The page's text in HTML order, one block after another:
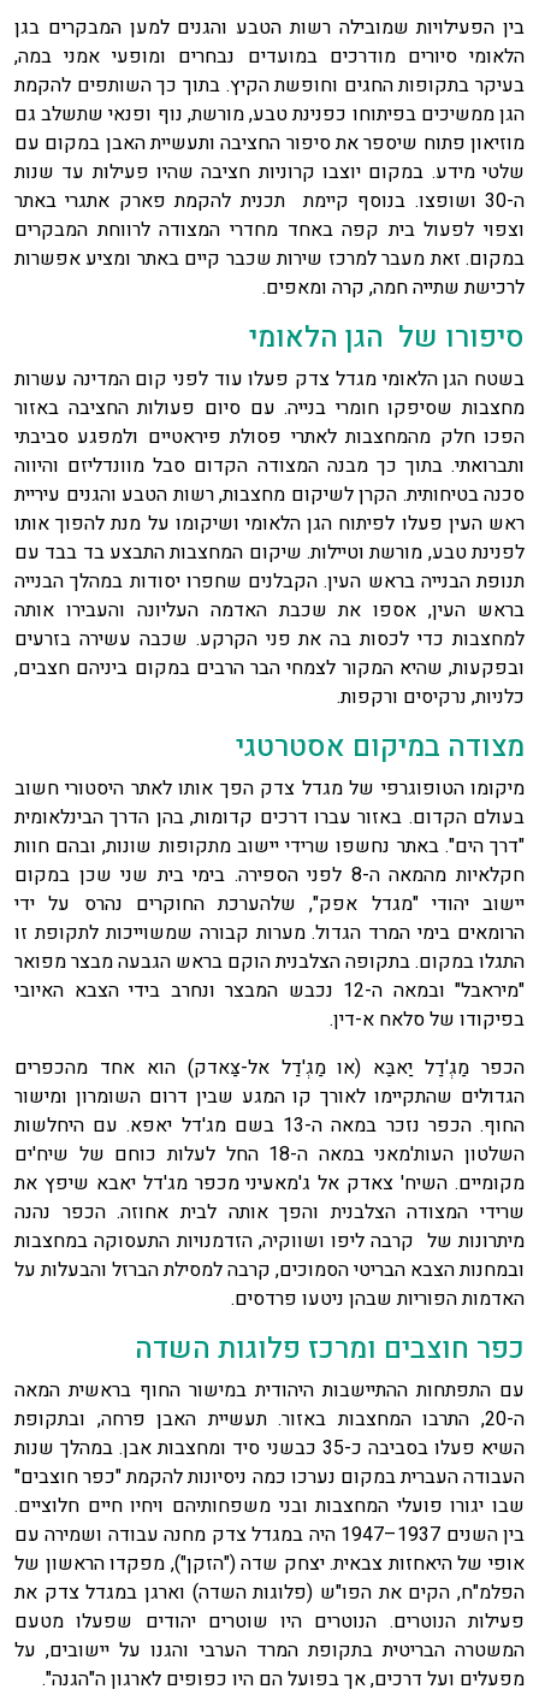
בין הפעילויות שמובילה רשות הטבע והגנים למען המבקרים בגן
הלאומי סיורים מודרכים במועדים נבחרים ומופעי אמני במה,
בעיקר בתקופות החגים וחופשת הקיץ. בתוך כך השותפים להקמת
הגן ממשיכים בפיתוחו כפנינת טבע, מורשת, נוף ופנאי שתשלב גם
מוזיאון פתוח שיספר את סיפור החציבה ותעשיית האבן במקום עם
שלטי מידע. במקום יוצבו קרוניות חציבה שהיו פעילות עד שנות
ה-30 ושופצו. בנוסף קיימת תכנית להקמת פארק אתגרי באתר
וצפוי לפעול בית קפה באחד מחדרי המצודה לרווחת המבקרים
במקום. זאת מעבר למרכז שירות שכבר קיים באתר ומציע אפשרות
לרכישת שתייה חמה, קרה ומאפים.
סיפורו של הגן הלאומי
בשטח הגן הלאומי מגדל צדק פעלו עוד לפני קום המדינה עשרות
מחצבות שסיפקו חומרי בנייה. עם סיום פעולות החציבה באזור
הפכו חלק מהמחצבות לאתרי פסולת פיראטיים ולמפגע סביבתי
ותברואתי. בתוך כך מבנה המצודה הקדום סבל מוונדליזם והיווה
סכנה בטיחותית. הקרן לשיקום מחצבות, רשות הטבע והגנים עיריית
ראש העין פעלו לפיתוח הגן הלאומי ושיקומו על מנת להפוך אותו
לפנינת טבע, מורשת וטיילות. שיקום המחצבות התבצע בד בבד עם
תנופת הבנייה בראש העין. הקבלנים שחפרו יסודות במהלך הבנייה
בראש העין, אספו את שכבת האדמה העליונה והעבירו אותה
למחצבות כדי לכסות בה את פני הקרקע. שכבה עשירה בזרעים
ובפקעות, שהיא המקור לצמחי הבר הרבים במקום ביניהם חצבים,
כלניות, נרקיסים ורקפות.
מצודה במיקום אסטרטגי
מיקומו הטופוגרפי של מגדל צדק הפך אותו לאתר היסטורי חשוב
בעולם הקדום. באזור עברו דרכים קדומות, בהן הדרך הבינלאומית
"דרך הים". באתר נחשפו שרידי יישוב מתקופות שונות, ובהם חוות
חקלאיות מהמאה ה-8 לפני הספירה. בימי בית שני שכן במקום
יישוב יהודי "מגדל אפק", שלהערכת החוקרים נהרס על ידי
הרומאים בימי המרד הגדול. מערות קבורה שמשוייכות לתקופת זו
התגלו במקום. בתקופה הצלבנית הוקם בראש הגבעה מבצר מפואר
"מיראבל" ובמאה ה-12 נכבש המבצר ונחרב בידי הצבא האיובי
בפיקודו של סלאח א-דין.
הכפר מַגְ'דַל יַאבִַּא (או מַגְ'דַל אל-צַּאדק) הוא אחד מהכפרים
הגדולים שהתקיימו לאורך קו המגע שבין דרום השומרון ומישור
החוף. הכפר נזכר במאה ה-13 בשם מג'דל יאפא. עם היחלשות
השלטון העות'מאני במאה ה-18 החל לעלות כוחם של שיח'ים
מקומיים. השיח' צאדק אל ג'מאעיני מכפר מג'דל יאבא שיפץ את
שרידי המצודה הצלבנית והפך אותה לבית אחוזה. הכפר נהנה
מיתרונות של קרבה ליפו ושווקיה, הזדמנויות התעסוקה במחצבות
ובמחנות הצבא הבריטי הסמוכים, קרבה למסילת הברזל והבעלות על
האדמות הפוריות שבהן ניטעו פרדסים.
כפר חוצבים ומרכז פלוגות השדה
עם התפתחות ההתיישבות היהודית במישור החוף בראשית המאה
ה-20, התרבו המחצבות באזור. תעשיית האבן פרחה, ובתקופת
השיא פעלו בסביבה כ-35 כבשני סיד ומחצבות אבן. במהלך שנות
העבודה העברית במקום נערכו כמה ניסיונות להקמת "כפר חוצבים"
שבו יגורו פועלי המחצבות ובני משפחותיהם ויחיו חיים חלוציים.
בין השנים 1937–1947 היה במגדל צדק מחנה עבודה ושמירה עם
אופי של היאחזות צבאית. יצחק שדה ("הזקן"), מפקדו הראשון של
הפלמ"ח, הקים את הפו"ש (פלוגות השדה) וארגן במגדל צדק את
פעילות הנוטרים. הנוטרים היו שוטרים יהודים שפעלו מטעם
המשטרה הבריטית בתקופת המרד הערבי והגנו על יישובים, על
מפעלים ועל דרכים, אך בפועל הם היו כפופים לארגון ה"הגנה".